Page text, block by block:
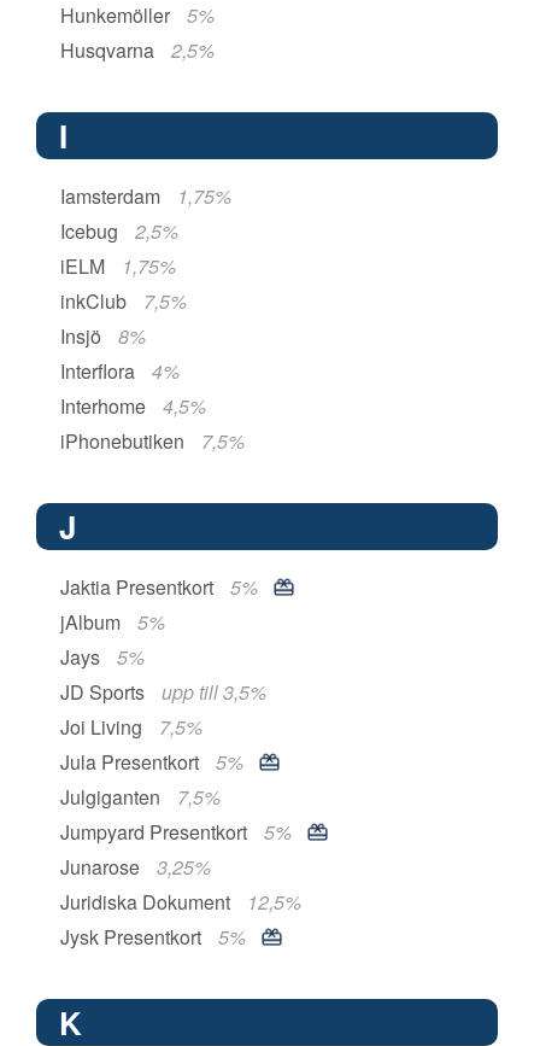
Hunkemöller
5%
Husqvarna
2,5%
I
Iamsterdam
1,75%
Icebug
2,5%
iELM
1,75%
inkClub
7,5%
Insjö
8%
Interflora
4%
Interhome
4,5%
iPhonebutiken
7,5%
J
Jaktia Presentkort
5%
jAlbum
5%
Jays
5%
JD Sports
upp till 3,5%
Joi Living
7,5%
Jula Presentkort
5%
Julgiganten
7,5%
Jumpyard Presentkort
5%
Junarose
3,25%
Juridiska Dokument
12,5%
Jysk Presentkort
5%
K